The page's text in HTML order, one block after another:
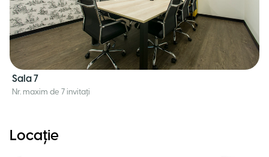
Sala 7
Nr. maxim de 7 invitați
Locație